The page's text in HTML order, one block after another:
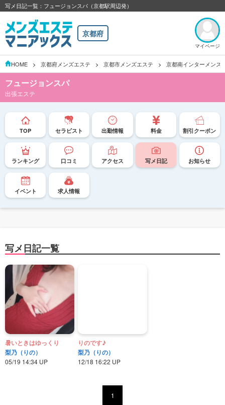
写メ日記一覧：フュージョンスパ（京都駅周辺発）
京都府
マイページ
HOME 京都府メンズエステ 京都市メンズエステ 京都南インターメンズ
フュージョンスパ
出張エステ
TOP セラピスト 出勤情報 料金 割引クーポン
ランキング 口コミ アクセス 写メ日記 お知らせ
イベント 求人情報
写メ日記一覧
暑いときはゆっくり
梨乃（りの）
05/19 14:34 UP
りのです♪
梨乃（りの）
12/18 16:22 UP
1